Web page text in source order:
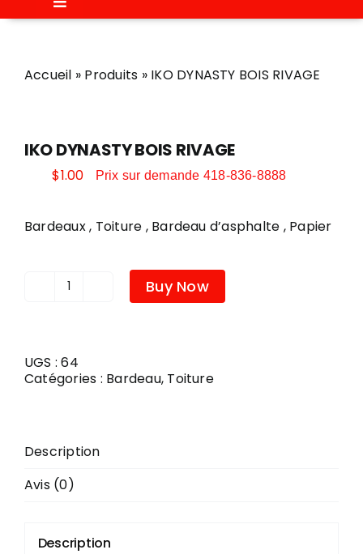
SOUMISSION
CIRCULAIRE
Toggle
PEINTURE
SAISONNIER
POÊLES ET FOYERS
Accueil » Produits » IKO DYNASTY BOIS RIVAGE
IKO DYNASTY BOIS RIVAGE
$1.00 Prix sur demande 418-836-8888
Bardeaux , Toiture , Bardeau d’asphalte , Papier
quantité
BOIS
RIVAGE
Buy Now
UGS :64
Catégories : Bardeau, Toiture
Description
Avis (0)
Description